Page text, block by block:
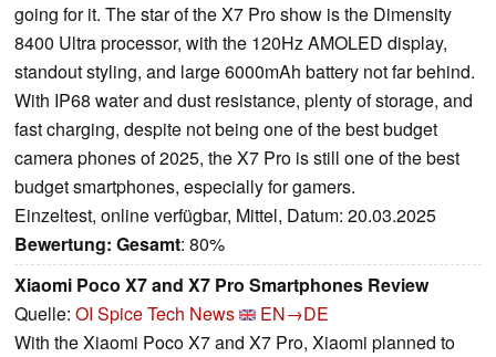
going for it. The star of the X7 Pro show is the Dimensity
8400 Ultra processor, with the 120Hz AMOLED display,
standout styling, and large 6000mAh battery not far behind.
With IP68 water and dust resistance, plenty of storage, and
fast charging, despite not being one of the best budget
camera phones of 2025, the X7 Pro is still one of the best
budget smartphones, especially for gamers.
Einzeltest, online verfügbar, Mittel, Datum: 20.03.2025
Bewertung: Gesamt: 80%
Xiaomi Poco X7 and X7 Pro Smartphones Review
Quelle: OI Spice Tech News
EN→DE
With the Xiaomi Poco X7 and X7 Pro, Xiaomi planned to